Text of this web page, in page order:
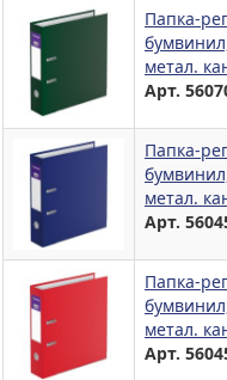
Папка-
метал.
Арт.
Папка-
метал.
Арт.
Папка-
метал.
Арт.